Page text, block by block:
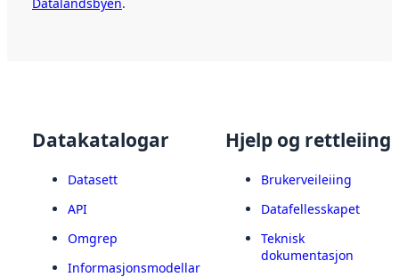
Datalandsbyen.
Datakatalogar
Datasett
API
Omgrep
Informasjonsmodellar
Hjelp og rettleiing
Brukerveileiing
Datafellesskapet
Teknisk
dokumentasjon